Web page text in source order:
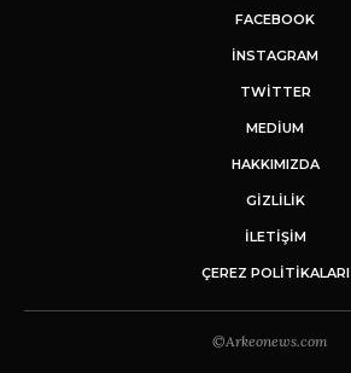
FACEBOOK
INSTAGRAM
TWITTER
MEDIUM
HAKKIMIZDA
GİZLİLİK
İLETIŞIM
ÇEREZ POLITIKALARI
©Arkeonews.com